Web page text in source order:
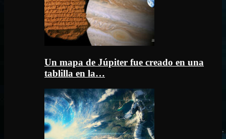
Un mapa de Júpiter fue creado en una
tablilla en la…